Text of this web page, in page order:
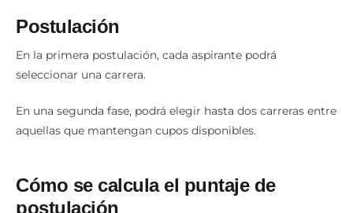
Postulación
En la primera postulación, cada aspirante podrá
seleccionar una carrera.
En una segunda fase, podrá elegir hasta dos carreras entre
aquellas que mantengan cupos disponibles.
Cómo se calcula el puntaje de